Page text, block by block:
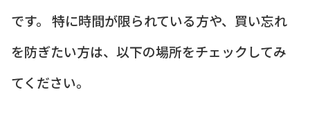
です。 特に時間が限られている方や、買い忘れ
を防ぎたい方は、以下の場所をチェックしてみ
てください。